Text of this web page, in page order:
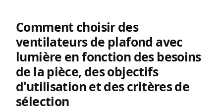
Comment choisir des
ventilateurs de plafond avec
lumière en fonction des besoins
de la pièce, des objectifs
d'utilisation et des critères de
sélection